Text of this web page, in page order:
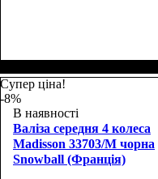
75х50х30
Супер ціна!
-8%
В наявності
Валіза середня 4 колеса
Madisson 33703/M чорна
Snowball (Франція)